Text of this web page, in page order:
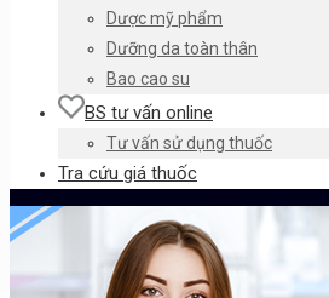
Dược mỹ phẩm
Dưỡng da toàn thân
Bao cao su
BS tư vấn online
Tư vấn sử dụng thuốc
Tra cứu giá thuốc